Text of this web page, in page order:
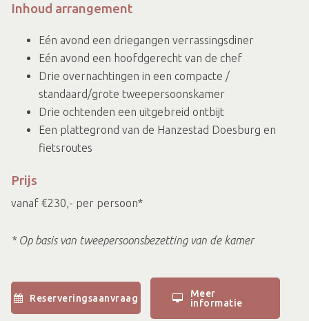
Inhoud arrangement
Eén avond een driegangen verrassingsdiner
Eén avond een hoofdgerecht van de chef
Drie overnachtingen in een compacte /
standaard/grote tweepersoonskamer
Drie ochtenden een uitgebreid ontbijt
Een plattegrond van de Hanzestad Doesburg en
fietsroutes
Prijs
vanaf €230,- per persoon*
* Op basis van tweepersoonsbezetting van de kamer
Reserveringsaanvraag
Meer
informatie